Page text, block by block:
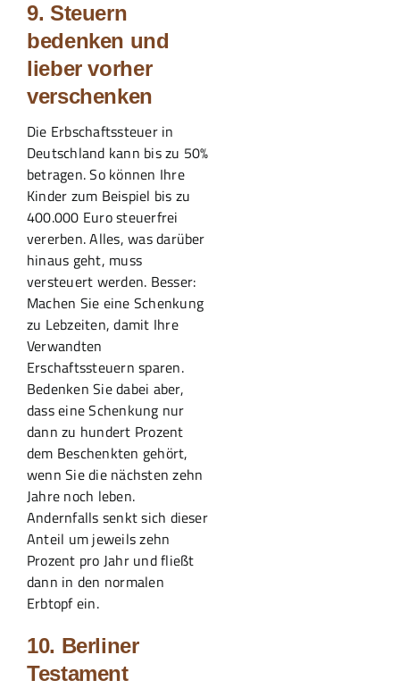
9. Steuern
bedenken und
lieber vorher
verschenken
Die Erbschaftssteuer in
Deutschland kann bis zu 50%
betragen. So können Ihre
Kinder zum Beispiel bis zu
400.000 Euro steuerfrei
vererben. Alles, was darüber
hinaus geht, muss
versteuert werden. Besser:
Machen Sie eine Schenkung
zu Lebzeiten, damit Ihre
Verwandten
Erschaftssteuern sparen.
Bedenken Sie dabei aber,
dass eine Schenkung nur
dann zu hundert Prozent
dem Beschenkten gehört,
wenn Sie die nächsten zehn
Jahre noch leben.
Andernfalls senkt sich dieser
Anteil um jeweils zehn
Prozent pro Jahr und fließt
dann in den normalen
Erbtopf ein.
10. Berliner
Testament